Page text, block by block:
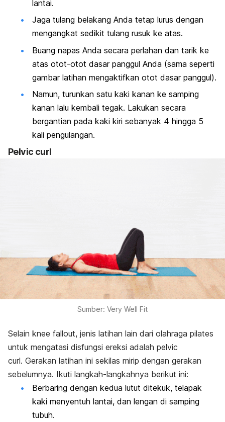
lantai.
Jaga tulang belakang Anda tetap lurus dengan
mengangkat sedikit tulang rusuk ke atas.
Buang napas Anda secara perlahan dan tarik ke
atas otot-otot dasar panggul Anda (sama seperti
gambar latihan mengaktifkan otot dasar panggul).
Namun, turunkan satu kaki kanan ke samping
kanan lalu kembali tegak. Lakukan secara
bergantian pada kaki kiri sebanyak 4 hingga 5
kali pengulangan.
Pelvic curl
Sumber: Very Well Fit
Selain knee fallout, jenis latihan lain dari olahraga pilates
untuk mengatasi disfungsi ereksi adalah pelvic
curl. Gerakan latihan ini sekilas mirip dengan gerakan
sebelumnya. Ikuti langkah-langkahnya berikut ini:
Berbaring dengan kedua lutut ditekuk, telapak
kaki menyentuh lantai, dan lengan di samping
tubuh.